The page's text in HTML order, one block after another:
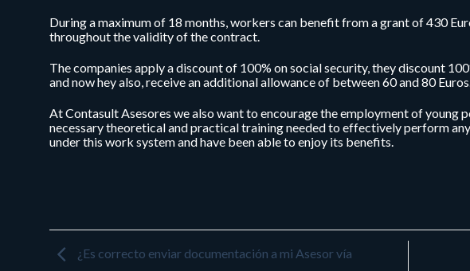
During a maximum of 18 months, workers can benefit from a grant of 430
throughout the validity of the contract.
The companies apply a discount of 100% on social security, they discount
and now hey also, receive an additional allowance of between 60 and 80
At Contasult Asesores we also want to encourage the employment of young
necessary theoretical and practical training needed to effectively perform
under this work system and have been able to enjoy its benefits.
¿Es correcto enviar documentación a mi Asesor vía